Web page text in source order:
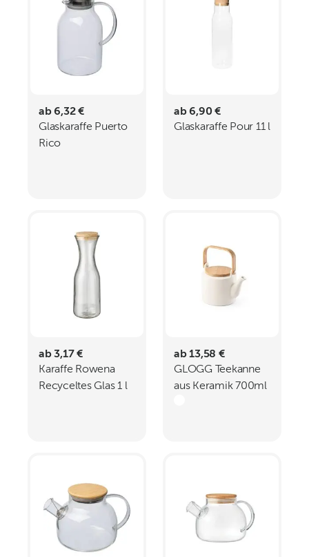
ab 6,32 €
Glaskaraffe Puerto
Rico
ab 6,90 €
Glaskaraffe Pour 11 l
ab 3,17 €
Karaffe Rowena
Recyceltes Glas 1 l
ab 13,58 €
GLOGG Teekanne
aus Keramik 700ml